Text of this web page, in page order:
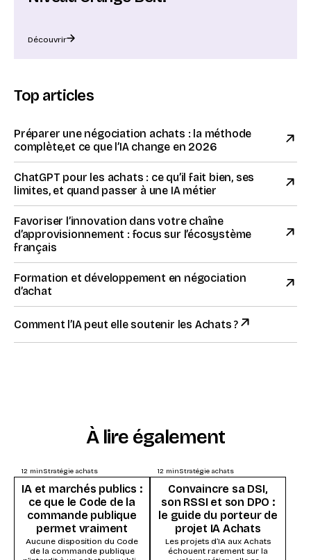
Découvrir
Top articles
Préparer une négociation achats : la méthode
complète,et ce que l’IA change en 2026
ChatGPT pour les achats : ce qu’il fait bien, ses
limites, et quand passer à une IA métier
Favoriser l’innovation dans votre chaîne
d’approvisionnement : focus sur l’écosystème
français
Formation et développement en négociation
d’achat
Comment l’IA peut elle soutenir les Achats ?
À lire également
12 minStratégie achats
IA et marchés publics :
ce que le Code de la
commande publique
permet vraiment
Aucune disposition du Code
de la commande publique
12 minStratégie achats
Convaincre sa DSI,
son RSSI et son DPO :
le guide du porteur de
projet IA Achats
Les projets d’IA aux Achats
échouent rarement sur la